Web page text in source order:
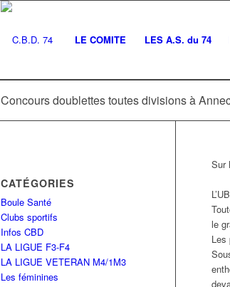
LE COMITE LES A.S. du 74
Concours doublettes toutes divisions à
Sur
le
Les
CATÉGORIES
Boule Santé
Clubs sportifs
Infos CBD
LA LIGUE F3-F4
LA LIGUE VETERAN M4/1M3
Les féminines